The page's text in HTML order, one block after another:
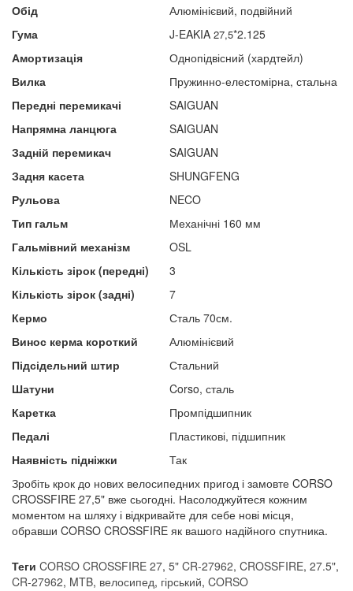
Обід
Алюмінієвий, подвійний
Гума
J-EAKIA 27,5*2.125
Амортизація
Однопідвісний (хардтейл)
Вилка
Пружинно-елестомірна, стальна
Передні перемикачі
SAIGUAN
Напрямна ланцюга
SAIGUAN
Задній перемикач
SAIGUAN
Задня касета
SHUNGFENG
Рульова
NECO
Тип гальм
Механічні 160 мм
Гальмівний механізм
OSL
Кількість зірок (передні)
3
Кількість зірок (задні)
7
Кермо
Сталь 70см.
Винос керма короткий
Алюмінієвий
Підсідельний штир
Стальний
Шатуни
Corso, сталь
Каретка
Промпідшипник
Педалі
Пластикові, підшипник
Наявність підніжки
Так
Зробіть крок до нових велосипедних пригод і замовте CORSO
CROSSFIRE 27,5" вже сьогодні. Насолоджуйтеся кожним
моментом на шляху і відкривайте для себе нові місця,
обравши CORSO CROSSFIRE як вашого надійного спутника.
Теги CORSO CROSSFIRE 27, 5" CR-27962, CROSSFIRE, 27.5",
CR-27962, MTB, велосипед, гірський, CORSO